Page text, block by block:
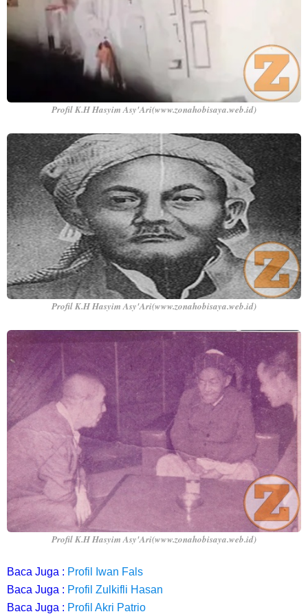
Profil K.H Hasyim Asy'Ari(www.zonahobisaya.web.id)
Profil K.H Hasyim Asy'Ari(www.zonahobisaya.web.id)
Profil K.H Hasyim Asy'Ari(www.zonahobisaya.web.id)
Baca Juga : Profil Iwan Fals
Baca Juga : Profil Zulkifli Hasan
Baca Juga : Profil Akri Patrio